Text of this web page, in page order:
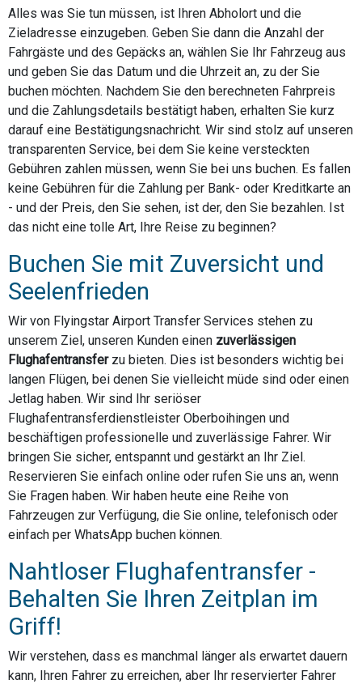
Alles was Sie tun müssen, ist Ihren Abholort und die
Zieladresse einzugeben. Geben Sie dann die Anzahl der
Fahrgäste und des Gepäcks an, wählen Sie Ihr Fahrzeug aus
und geben Sie das Datum und die Uhrzeit an, zu der Sie
buchen möchten. Nachdem Sie den berechneten Fahrpreis
und die Zahlungsdetails bestätigt haben, erhalten Sie kurz
darauf eine Bestätigungsnachricht. Wir sind stolz auf unseren
transparenten Service, bei dem Sie keine versteckten
Gebühren zahlen müssen, wenn Sie bei uns buchen. Es fallen
keine Gebühren für die Zahlung per Bank- oder Kreditkarte an
- und der Preis, den Sie sehen, ist der, den Sie bezahlen. Ist
das nicht eine tolle Art, Ihre Reise zu beginnen?
Buchen Sie mit Zuversicht und
Seelenfrieden
Wir von Flyingstar Airport Transfer Services stehen zu
unserem Ziel, unseren Kunden einen zuverlässigen
Flughafentransferzu bieten. Dies ist besonders wichtig bei
langen Flügen, bei denen Sie vielleicht müde sind oder einen
Jetlag haben. Wir sind Ihr seriöser
Flughafentransferdienstleister Oberboihingen und
beschäftigen professionelle und zuverlässige Fahrer. Wir
bringen Sie sicher, entspannt und gestärkt an Ihr Ziel.
Reservieren Sie einfach online oder rufen Sie uns an, wenn
Sie Fragen haben. Wir haben heute eine Reihe von
Fahrzeugen zur Verfügung, die Sie online, telefonisch oder
einfach per WhatsApp buchen können.
Nahtloser Flughafentransfer -
Behalten Sie Ihren Zeitplan im
Griff!
Wir verstehen, dass es manchmal länger als erwartet dauern
kann, Ihren Fahrer zu erreichen, aber Ihr reservierter Fahrer